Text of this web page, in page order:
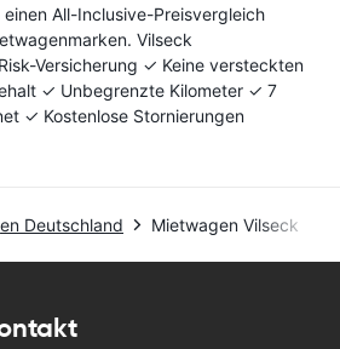
All-Inclusive-Preisvergleich
Vilseck
Versicherung ✓ Keine versteckten
✓ Unbegrenzte Kilometer ✓ 7
✓ Kostenlose Stornierungen
Deutschland Mietwagen Vilseck